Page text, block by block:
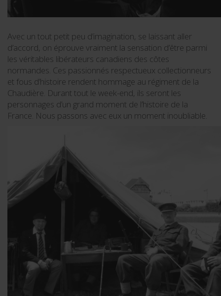
Avec un tout petit peu d’imagination, se laissant aller
d’accord, on éprouve vraiment la sensation d’être parmi
les véritables libérateurs canadiens des côtes
normandes. Ces passionnés respectueux collectionneurs
et fous d’histoire rendent hommage au régiment de la
Chaudière. Durant tout le week-end, ils seront les
personnages d’un grand moment de l’histoire de la
France. Nous passons avec eux un moment inoubliable.